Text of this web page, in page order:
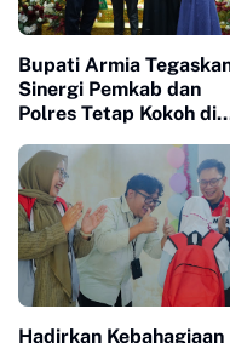
Bupati Armia
Sinergi Pemkab dan
Polres Tetap Kokoh di
Kapolres Baru
Hadirkan Kebahagiaan